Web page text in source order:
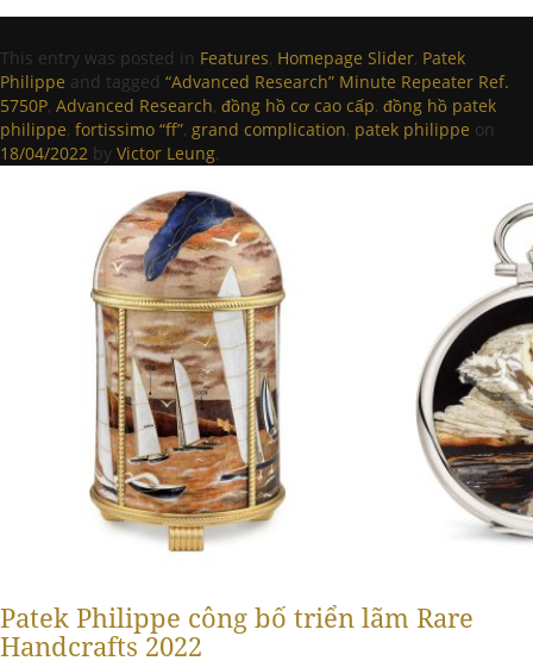
This entry was posted in Features, Homepage Slider, Patek
Philippe and tagged “Advanced Research” Minute Repeater Ref.
5750P, Advanced Research, đồng hồ cơ cao cấp, đồng hồ patek
philippe, fortissimo “ff”, grand complication, patek philippe on
18/04/2022 by Victor Leung.
Patek Philippe công bố triển lãm Rare
Handcrafts 2022